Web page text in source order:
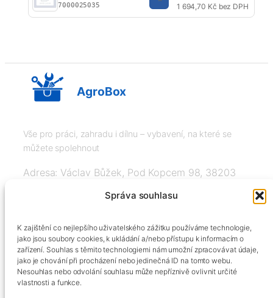
Správa souhlasu
K zajištění co nejlepšího uživatelského zážitku používáme technologie,
jako jsou soubory cookies, k ukládání a/nebo přístupu k informacím o
zařízení. Souhlas s těmito technologiemi nám umožní zpracovávat údaje,
jako je chování při procházení nebo jedinečná ID na tomto webu.
Nesouhlas nebo odvolání souhlasu může nepříznivě ovlivnit určité
vlastnosti a funkce.
7000025035 1 694,70 Kč bez DPH
AgroBox
Vše pro práci, zahradu i dílnu – vybavení, na které se
můžete spolehnout
Adresa: Václav Bůžek, Pod Kopcem 98, 38203
+420606334248, info@agrobox.cz